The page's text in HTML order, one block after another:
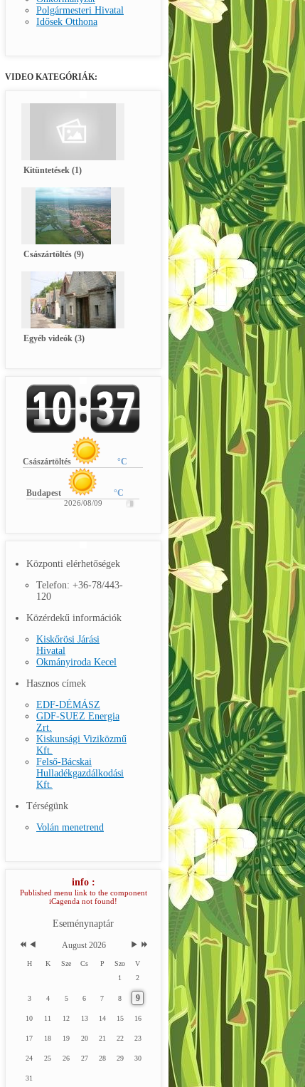
Polgármesteri Hivatal
Idősek Otthona
VIDEO KATEGÓRIÁK:
Kitüntetések (1)
Császártöltés (9)
Egyéb videók (3)
Császártöltés °C
Budapest °C
2026/08/09
Központi elérhetőségek
Telefon: +36-78/443-
120
Közérdekű információk
Kiskőrösi Járási
Hivatal
Okmányiroda Kecel
Hasznos címek
EDF-DÉMÁSZ
GDF-SUEZ Energia
Zrt.
Kiskunsági Viziközmű
Kft.
Felső-Bácskai
Hulladékgazdálkodási
Kft.
Térségünk
Volán menetrend
info :
Published menu link to the component
iCagenda not found!
Eseménynaptár
August 2026
H K Sze Cs P Szo
V
1
2
3 4 5 6 7 8 9
10 11 12 13 14 15 16
17 18 19 20 21 22 23
24 25 26 27 28 29 30
31